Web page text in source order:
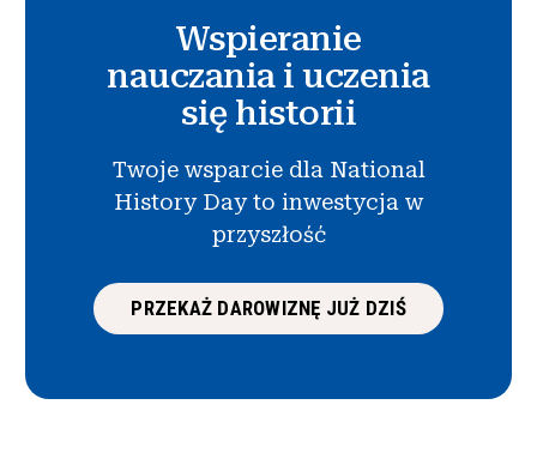
Wspieranie
nauczania i uczenia
się historii
Twoje wsparcie dla National
History Day to inwestycja w
przyszłość
PRZEKAŻ DAROWIZNĘ JUŻ DZIŚ